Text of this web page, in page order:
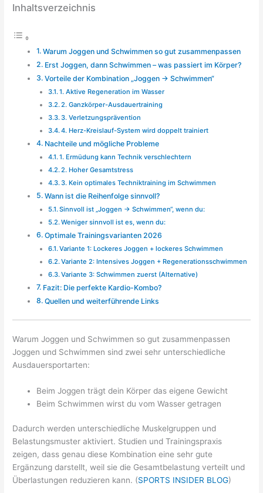
Inhaltsverzeichnis
Warum Joggen und Schwimmen so gut zusammenpassen
Erst Joggen, dann Schwimmen – was passiert im Körper?
Vorteile der Kombination „Joggen → Schwimmen“
1. Aktive Regeneration im Wasser
2. Ganzkörper-Ausdauertraining
3. Verletzungsprävention
4. Herz-Kreislauf-System wird doppelt trainiert
Nachteile und mögliche Probleme
1. Ermüdung kann Technik verschlechtern
2. Hoher Gesamtstress
3. Kein optimales Techniktraining im Schwimmen
Wann ist die Reihenfolge sinnvoll?
Sinnvoll ist „Joggen → Schwimmen“, wenn du:
Weniger sinnvoll ist es, wenn du:
Optimale Trainingsvarianten 2026
Variante 1: Lockeres Joggen + lockeres Schwimmen
Variante 2: Intensives Joggen + Regenerationsschwimmen
Variante 3: Schwimmen zuerst (Alternative)
Fazit: Die perfekte Kardio-Kombo?
Quellen und weiterführende Links
Warum Joggen und Schwimmen so gut zusammenpassen
Joggen und Schwimmen sind zwei sehr unterschiedliche
Ausdauersportarten:
Beim Joggen trägt dein Körper das eigene Gewicht
Beim Schwimmen wirst du vom Wasser getragen
Dadurch werden unterschiedliche Muskelgruppen und
Belastungsmuster aktiviert. Studien und Trainingspraxis
zeigen, dass genau diese Kombination eine sehr gute
Ergänzung darstellt, weil sie die Gesamtbelastung verteilt und
Überlastungen reduzieren kann. (SPORTS INSIDER BLOG)